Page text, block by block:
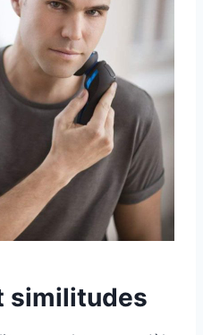
similitudes